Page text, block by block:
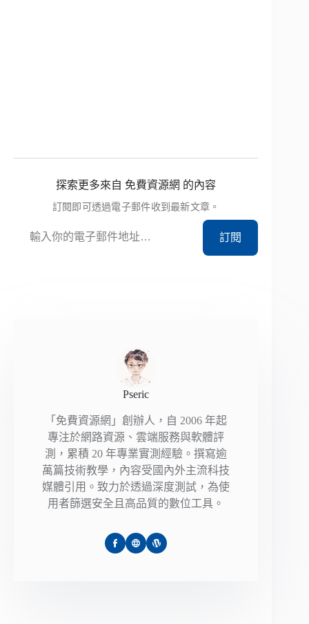
探索更多來自 免費資源網 的內容
訂閱即可透過電子郵件收到最新文章。
訂閱
Pseric
「免費資源網」創辦人，自 2006 年起
專注於網路資源、雲端服務與軟體評
測，累積 20 年專業實測經驗。撰寫逾
萬篇技術教學，內容受國內外主流科技
媒體引用。致力於透過深度測試，為使
用者篩選安全且高品質的數位工具。